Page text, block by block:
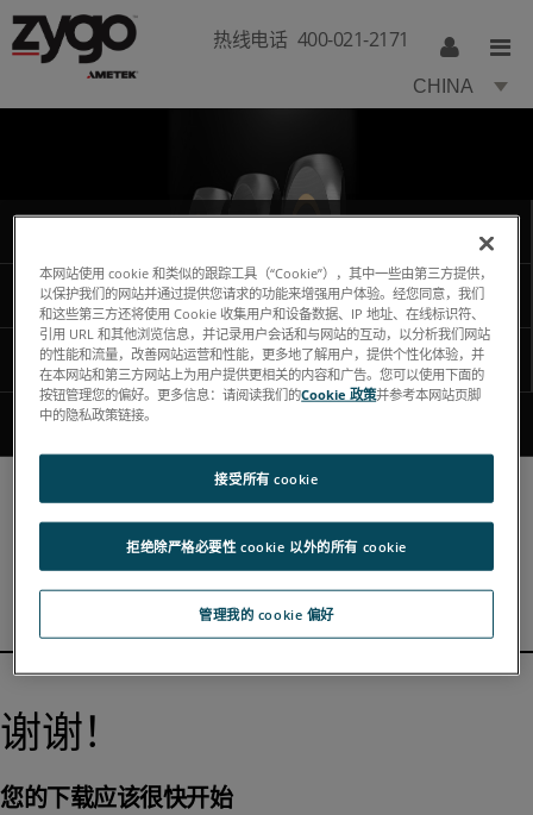
热线电话 400-021-2171
CHINA
纳米位置传感器
光学元件
谢谢！
您的下载应该很快开始
本网站使用 cookie 和类似的跟踪工具（“Cookie”），其中一些由第三方提供，
以保护我们的网站并通过提供您请求的功能来增强用户体验。经您同意，我们
和这些第三方还将使用 Cookie 收集用户和设备数据、IP 地址、在线标识符、
引用 URL 和其他浏览信息，并记录用户会话和与网站的互动，以分析我们网站
的性能和流量，改善网站运营和性能，更多地了解用户，提供个性化体验，并
在本网站和第三方网站上为用户提供更相关的内容和广告。您可以使用下面的
按钮管理您的偏好。更多信息：请阅读我们的Cookie 政策并参考本网站页脚
中的隐私政策链接。
管理我的 cookie 偏好
拒绝除严格必要性 cookie 以外的所有 cookie
接受所有 cookie